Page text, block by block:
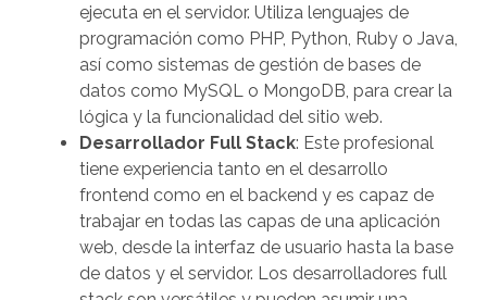
ejecuta en el servidor. Utiliza lenguajes de
programación como PHP, Python, Ruby o Java,
así como sistemas de gestión de bases de
datos como MySQL o MongoDB, para crear la
lógica y la funcionalidad del sitio web.
Desarrollador Full Stack: Este profesional
tiene experiencia tanto en el desarrollo
frontend como en el backend y es capaz de
trabajar en todas las capas de una aplicación
web, desde la interfaz de usuario hasta la base
de datos y el servidor. Los desarrolladores full